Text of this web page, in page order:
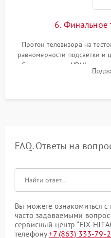
6. Финальное
Прогон телевизора на
равномерности подсветки и
работы разъемов HDMI,
в рабочем режиме в
FAQ. Ответы на
Вы можете ознакомиться
часто задаваемыми
сервисный центр “FIX-
телефону+7 (863) 333-79-